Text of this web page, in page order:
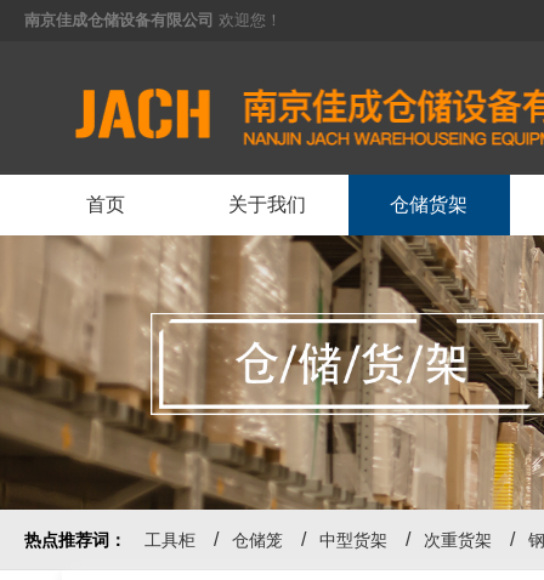
南京佳成仓储设备有限公司 欢迎您！
首页 关于我们 仓储货架
<
热点推荐词： 工具柜 仓储笼 中型货架 次重货架